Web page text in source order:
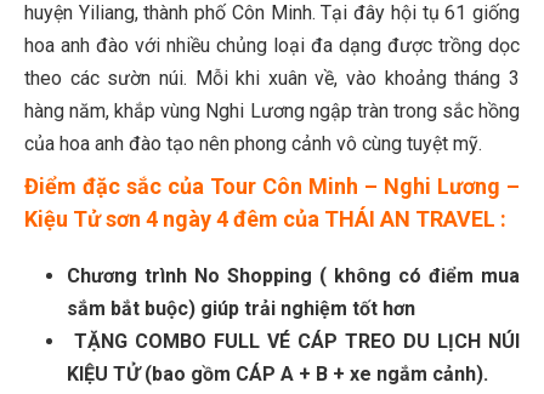
huyện Yiliang, thành phố Côn Minh. Tại đây hội tụ 61 giống
hoa anh đào với nhiều chủng loại đa dạng được trồng dọc
theo các sườn núi. Mỗi khi xuân về, vào khoảng tháng 3
hàng năm, khắp vùng Nghi Lương ngập tràn trong sắc hồng
của hoa anh đào tạo nên phong cảnh vô cùng tuyệt mỹ.
Điểm đặc sắc của Tour Côn Minh – Nghi Lương –
Kiệu Tử sơn 4 ngày 4 đêm của THÁI AN TRAVEL :
Chương trình No Shopping ( không có điểm mua
sắm bắt buộc) giúp trải nghiệm tốt hơn
TẶNG COMBO FULL VÉ CÁP TREO DU LỊCH NÚI
KIỆU TỬ (bao gồm CÁP A + B + xe ngắm cảnh).